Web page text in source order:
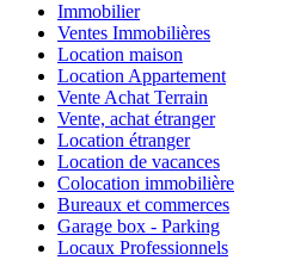
Immobilier
Ventes Immobilières
Location maison
Location Appartement
Vente Achat Terrain
Vente, achat étranger
Location étranger
Location de vacances
Colocation immobilière
Bureaux et commerces
Garage box - Parking
Locaux Professionnels